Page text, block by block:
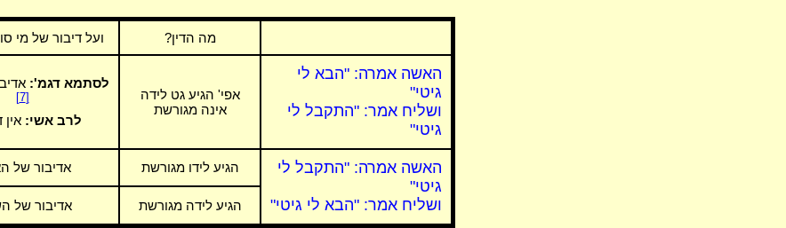
מה הדין? ועל דיבור של מי
האשה אמרה: "הבא לי
גיטי"
ושליח אמר: "התקבל לי
גיטי"
אפי' הגיע גט לידה
אינה מגורשת
לסתמא דגמ':
[7]
לרב אשי: אין
האשה אמרה: "התקבל לי
גיטי"
ושליח אמר: "הבא לי גיטי"
הגיע לידו מגורשת אדיבור של
הגיע לידה מגורשת אדיבור של